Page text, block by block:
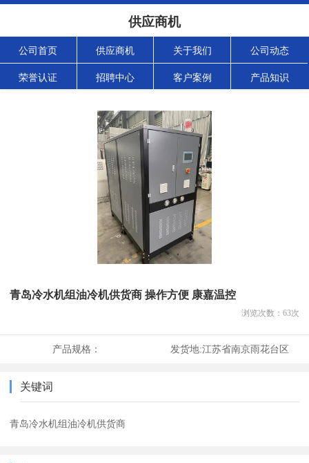
供应商机
公司首页 供应商机 关于我们 公司动态
荣誉认证 招聘中心 客户案例 产品知识
青岛冷水机组油冷机供货商 操作方便 康嘉温控
浏览次数： 63次
产品规格： 发货地:江苏省南京雨花台区
关键词
青岛冷水机组油冷机供货商